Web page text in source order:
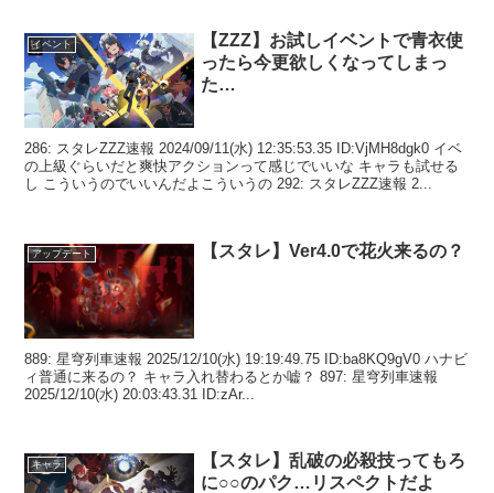
イベント
【ZZZ】お試しイベントで青衣使
ったら今更欲しくなってしまっ
た…
286: スタレZZZ速報 2024/09/11(水) 12:35:53.35 ID:VjMH8dgk0 イベ
の上級ぐらいだと爽快アクションって感じでいいな キャラも試せる
し こういうのでいいんだよこういうの 292: スタレZZZ速報 2...
アップデート 【スタレ】Ver4.0で花火来るの？
889: 星穹列車速報 2025/12/10(水) 19:19:49.75 ID:ba8KQ9gV0 ハナビ
ィ普通に来るの？ キャラ入れ替わるとか嘘？ 897: 星穹列車速報
2025/12/10(水) 20:03:43.31 ID:zAr...
キャラ
【スタレ】乱破の必殺技ってもろ
に○○のパク…リスペクトだよ